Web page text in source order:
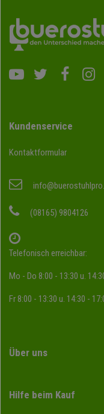
Kundenservice
Kontaktformular
(08165) 9804126
Telefonisch erreichbar:
Mo - Do 8:00 - 13:30 u.
Fr 8:00 - 13:30 u. 14:30 -
Über uns
Hilfe beim Kauf